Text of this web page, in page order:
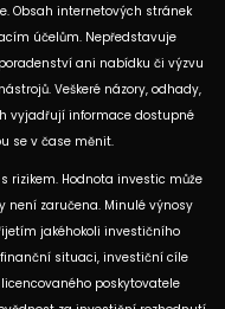
Obsah internetových stránek
účelům. Nepředstavuje
ani nabídku či výzvu
Veškeré názory, odhady,
vyjadřují informace dostupné
se v čase měnit.
rizikem. Hodnota investic může
není zaručena. Minulé výnosy
jakéhokoli investičního
situaci, investiční cíle
poskytovatele